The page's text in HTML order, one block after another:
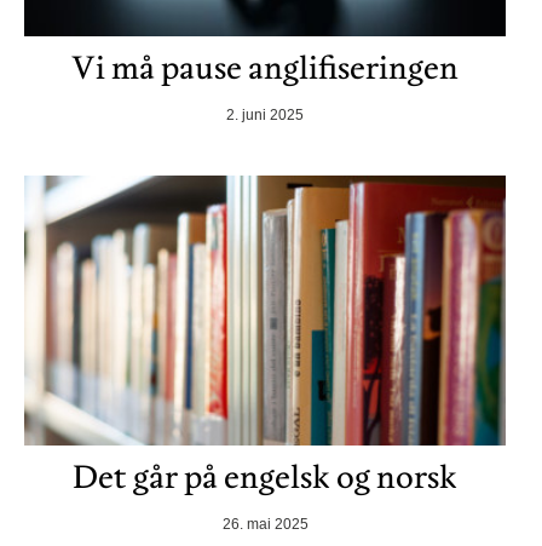
Vi må pause anglifiseringen
2. juni 2025
Det går på engelsk og norsk
26. mai 2025